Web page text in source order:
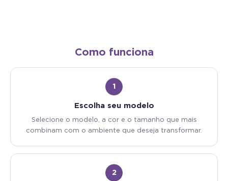
Como funciona
1
Escolha seu modelo
Selecione o modelo, a cor e o tamanho que mais
combinam com o ambiente que deseja transformar.
2